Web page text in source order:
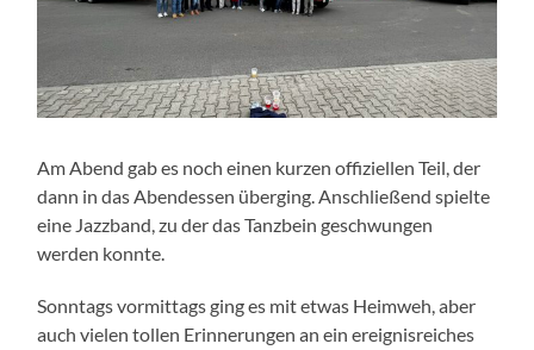
Am Abend gab es noch einen kurzen offiziellen Teil, der
dann in das Abendessen überging. Anschließend spielte
eine Jazzband, zu der das Tanzbein geschwungen
werden konnte.
Sonntags vormittags ging es mit etwas Heimweh, aber
auch vielen tollen Erinnerungen an ein ereignisreiches